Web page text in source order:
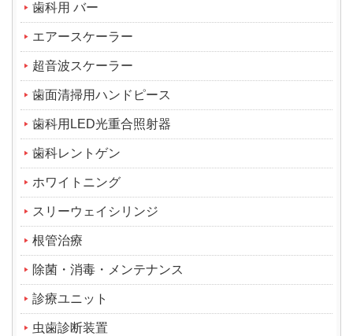
歯科用 バー
エアースケーラー
超音波スケーラー
歯面清掃用ハンドピース
歯科用LED光重合照射器
歯科レントゲン
ホワイトニング
スリーウェイシリンジ
根管治療
除菌・消毒・メンテナンス
診療ユニット
虫歯診断装置